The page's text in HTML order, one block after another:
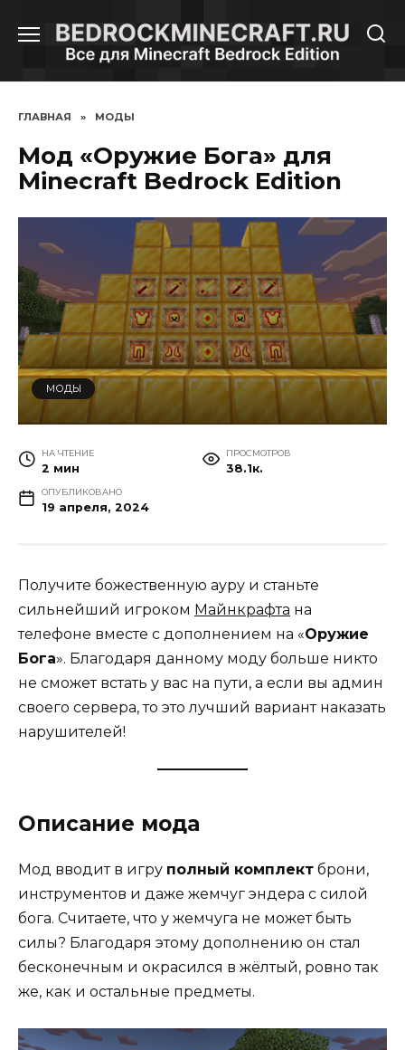
содержанию
ГЛАВНАЯ » МОДЫ
Мод «Оружие Бога» для
Minecraft Bedrock Edition
МОДЫ
НА ЧТЕНИЕ
2 мин
ПРОСМОТРОВ
38.1к.
ОПУБЛИКОВАНО
19 апреля, 2024
Получите божественную ауру и станьте
сильнейший игроком Майнкрафта на
телефоне вместе с дополнением на «Оружие
Бога». Благодаря данному моду больше никто
не сможет встать у вас на пути, а если вы админ
своего сервера, то это лучший вариант наказать
нарушителей!
Описание мода
Мод вводит в игру полный комплект брони,
инструментов и даже жемчуг эндера с силой
бога. Считаете, что у жемчуга не может быть
силы? Благодаря этому дополнению он стал
бесконечным и окрасился в жёлтый, ровно так
же, как и остальные предметы.